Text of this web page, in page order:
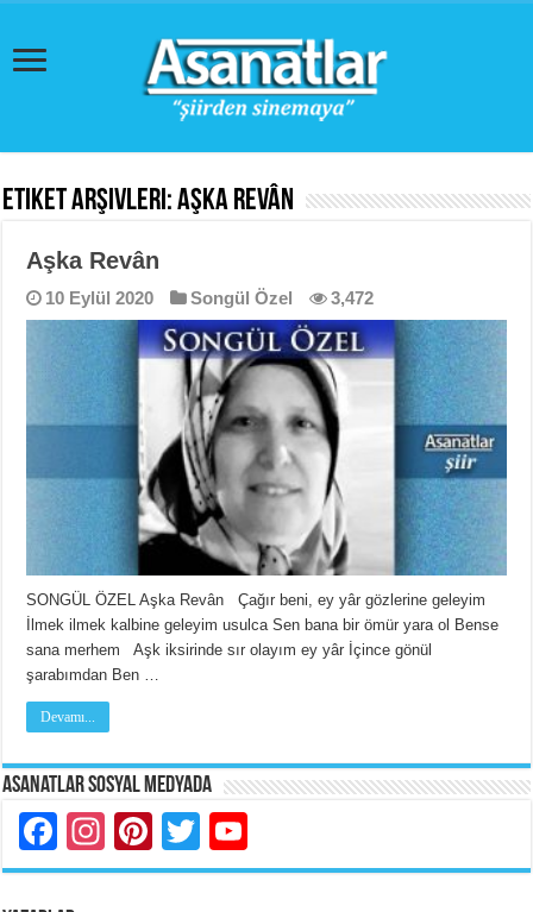
Etiket Arşivleri:Aşka Revân
Aşka Revân
10 Eylül 2020 Songül Özel 3,472
SONGÜL ÖZEL Aşka Revân Çağır beni, ey yâr gözlerine geleyim
İlmek ilmek kalbine geleyim usulca Sen bana bir ömür yara ol Bense
sana merhem Aşk iksirinde sır olayım ey yâr İçince gönül
şarabımdan Ben …
Devamı...
Asanatlar Sosyal Medyada
Facebook
Instagram
Pinterest
Twitter